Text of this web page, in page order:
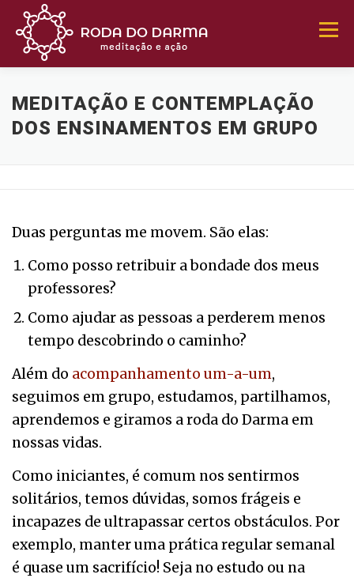
Pular
para
Menu
MEDITE BUDISMO CURSOS
MEDITAÇÃO E CONTEMPLAÇÃO
DOS ENSINAMENTOS EM GRUPO
Duas perguntas me movem. São elas:
Como posso retribuir a bondade dos meus
professores?
Como ajudar as pessoas a perderem menos
tempo descobrindo o caminho?
Além do acompanhamento um-a-um,
seguimos em grupo, estudamos, partilhamos,
aprendemos e giramos a roda do Darma em
nossas vidas.
Como iniciantes, é comum nos sentirmos
solitários, temos dúvidas, somos frágeis e
incapazes de ultrapassar certos obstáculos. Por
exemplo, manter uma prática regular semanal
é quase um sacrifício! Seja no estudo ou na